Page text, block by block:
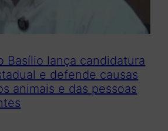
Basílio lança candidatura
e defende causas
animais e das pessoas